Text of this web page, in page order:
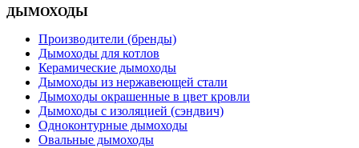
ДЫМОХОДЫ
Производители (бренды)
Дымоходы для котлов
Керамические дымоходы
Дымоходы из нержавеющей стали
Дымоходы окрашенные в цвет кровли
Дымоходы с изоляцией (сэндвич)
Одноконтурные дымоходы
Овальные дымоходы